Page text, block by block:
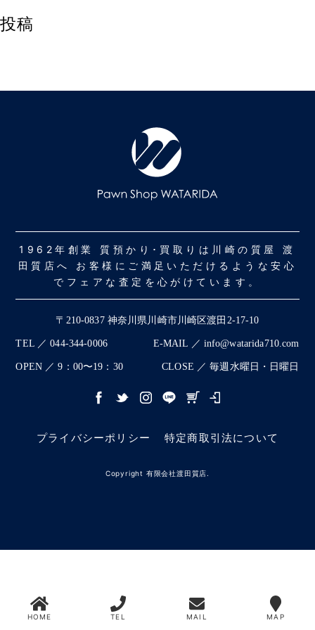
投稿
1962年創業 質預かり･買取りは川崎の質屋 渡
田質店へ お客様にご満足いただけるような安心
でフェアな査定を心がけています。
〒210-0837 神奈川県川崎市川崎区渡田2-17-10
TEL ／ 044-344-0006 E-MAIL ／ info@watarida710.com
OPEN ／ 9：00〜19：30 CLOSE ／ 毎週水曜日・日曜日
プライバシーポリシー 特定商取引法について
Copyright 有限会社渡田質店.
HOME TEL MAIL MAP